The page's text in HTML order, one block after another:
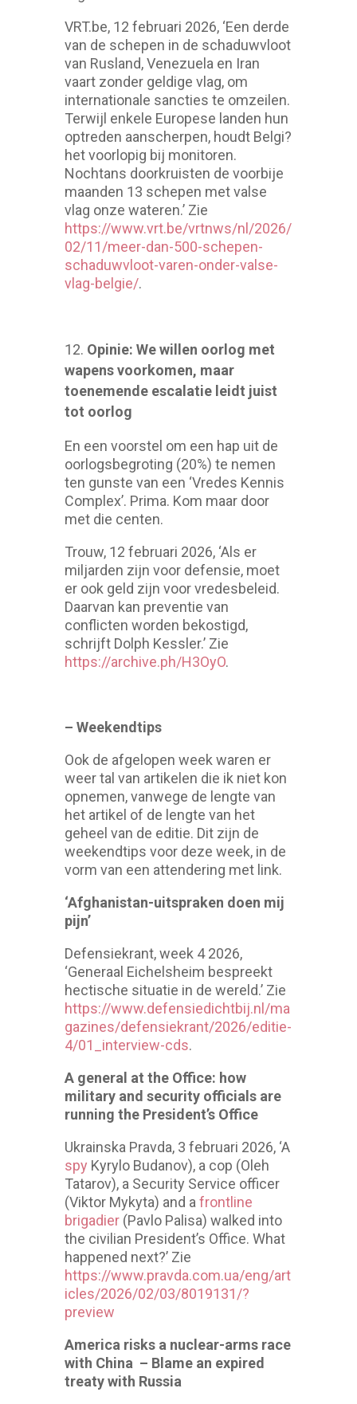
VRT.be, 12 februari 2026, ‘Een derde
van de schepen in de schaduwvloot
van Rusland, Venezuela en Iran
vaart zonder geldige vlag, om
internationale sancties te omzeilen.
Terwijl enkele Europese landen hun
optreden aanscherpen, houdt Belgi?
het voorlopig bij monitoren.
Nochtans doorkruisten de voorbije
maanden 13 schepen met valse
vlag onze wateren.’ Zie
https://www.vrt.be/vrtnws/nl/2026/
02/11/meer-dan-500-schepen-
schaduwvloot-varen-onder-valse-
vlag-belgie/.
Opinie: We willen oorlog met
wapens voorkomen, maar
toenemende escalatie leidt juist
tot oorlog
En een voorstel om een hap uit de
oorlogsbegroting (20%) te nemen
ten gunste van een ‘Vredes Kennis
Complex’. Prima. Kom maar door
met die centen.
Trouw, 12 februari 2026, ‘Als er
miljarden zijn voor defensie, moet
er ook geld zijn voor vredesbeleid.
Daarvan kan preventie van
conflicten worden bekostigd,
schrijft Dolph Kessler.’ Zie
https://archive.ph/H3OyO.
– Weekendtips
Ook de afgelopen week waren er
weer tal van artikelen die ik niet kon
opnemen, vanwege de lengte van
het artikel of de lengte van het
geheel van de editie. Dit zijn de
weekendtips voor deze week, in de
vorm van een attendering met link.
‘Afghanistan-uitspraken doen mij
pijn’
Defensiekrant, week 4 2026,
‘Generaal Eichelsheim bespreekt
hectische situatie in de wereld.’ Zie
https://www.defensiedichtbij.nl/ma
gazines/defensiekrant/2026/editie-
4/01_interview-cds.
A general at the Office: how
military and security officials are
running the President’s Office
Ukrainska Pravda, 3 februari 2026, ‘A
spy Kyrylo Budanov), a cop (Oleh
Tatarov), a Security Service officer
(Viktor Mykyta) and a frontline
brigadier(Pavlo Palisa) walked into
the civilian President’s Office. What
happened next?’ Zie
https://www.pravda.com.ua/eng/art
icles/2026/02/03/8019131/?
preview
America risks a nuclear-arms race
with China – Blame an expired
treaty with Russia